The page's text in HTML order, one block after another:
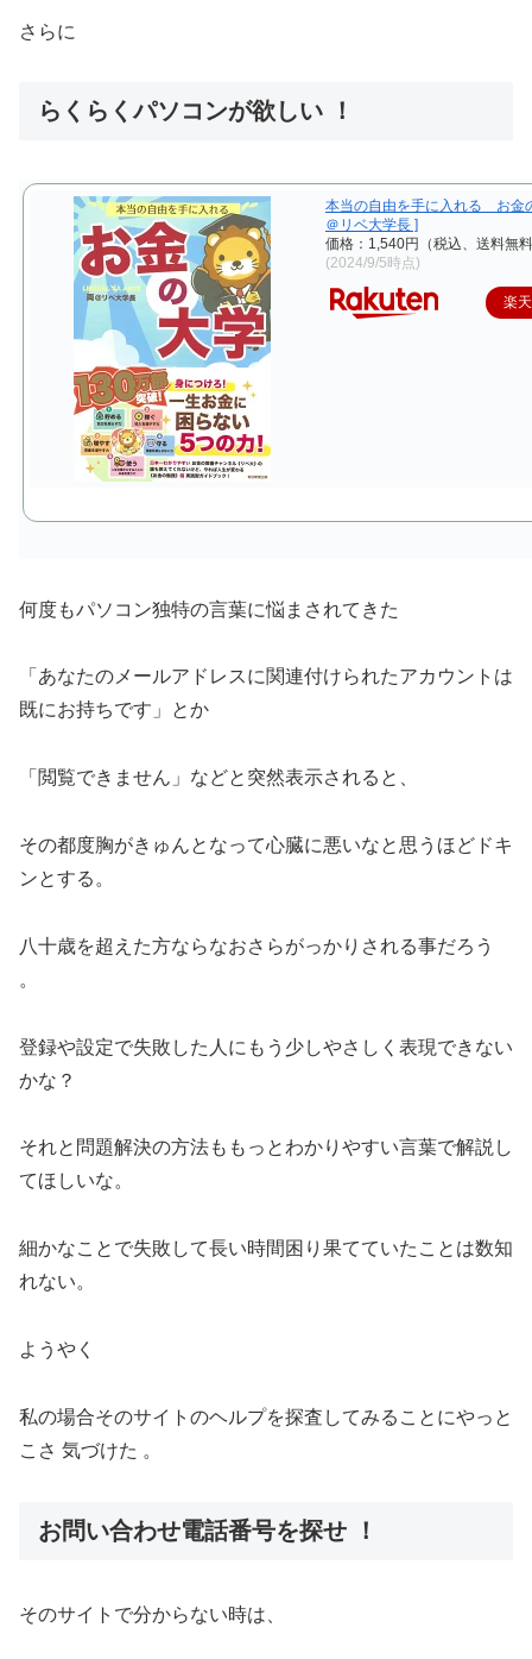
さらに
らくらくパソコンが欲しい ！
本当の自由を手に入れる お金
＠リベ大学長 ]
価格：1,540円（税込、送料無
(2024/9/5時点)
楽
何度もパソコン独特の言葉に悩まされてきた
「あなたのメールアドレスに関連付けられたアカウントは
既にお持ちです」とか
「閲覧できません」などと突然表示されると、
その都度胸がきゅんとなって心臓に悪いなと思うほどドキ
ンとする。
八十歳を超えた方ならなおさらがっかりされる事だろう
。
登録や設定で失敗した人にもう少しやさしく表現できない
かな？
それと問題解決の方法ももっとわかりやすい言葉で解説し
てほしいな。
細かなことで失敗して長い時間困り果てていたことは数知
れない。
ようやく
私の場合そのサイトのヘルプを探査してみることにやっと
こさ 気づけた 。
お問い合わせ電話番号を探せ ！
そのサイトで分からない時は、